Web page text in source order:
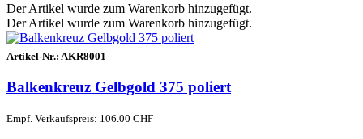
Der Artikel wurde zum Warenkorb hinzugefügt.
Der Artikel wurde zum Warenkorb hinzugefügt.
Artikel-Nr.: AKR8001
Balkenkreuz Gelbgold 375 poliert
Empf. Verkaufspreis: 106.00 CHF